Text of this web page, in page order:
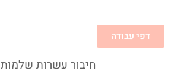
דפי עבודה
חיבור עשרות שלמות